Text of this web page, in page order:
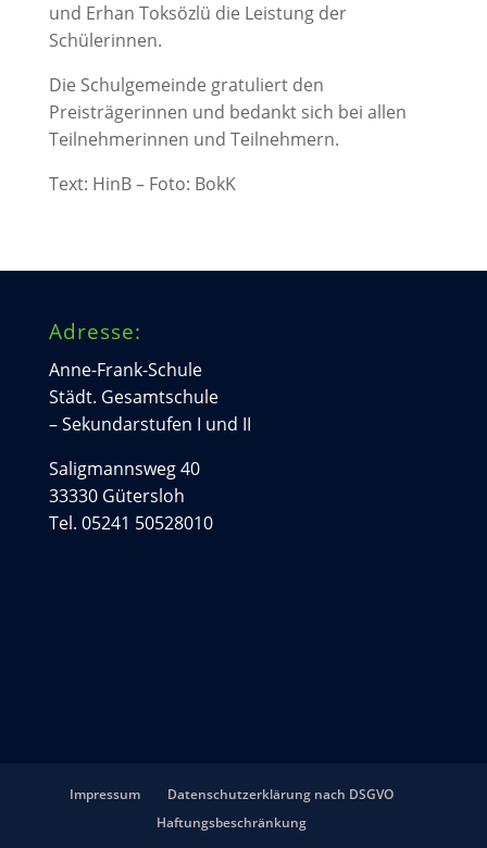
und Erhan Toksözlü die Leistung der
Schülerinnen.
Die Schulgemeinde gratuliert den
Preisträgerinnen und bedankt sich bei allen
Teilnehmerinnen und Teilnehmern.
Text: HinB – Foto: BokK
Adresse:
Anne-Frank-Schule
Städt. Gesamtschule
– Sekundarstufen I und II
Saligmannsweg 40
33330 Gütersloh
Tel. 05241 50528010
Impressum
Datenschutzerklärung nach DSGVO
Haftungsbeschränkung